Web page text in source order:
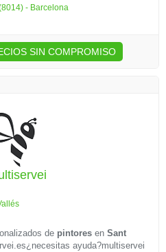
- Barcelona
SIN COMPROMISO
de pintores en Sant
ayuda?multiservei